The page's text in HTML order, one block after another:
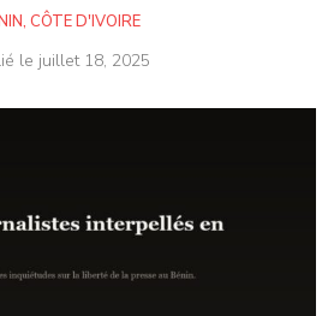
, CÔTE D'IVOIRE
le juillet 18, 2025